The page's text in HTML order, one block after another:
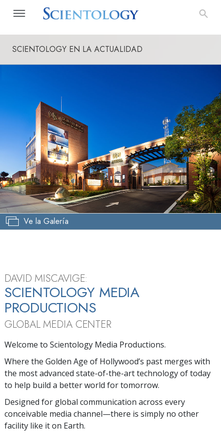
SCIENTOLOGY EN LA ACTUALIDAD
Ve la Galería
DAVID MISCAVIGE:
SCIENTOLOGY MEDIA
PRODUCTIONS
GLOBAL MEDIA CENTER
Welcome to Scientology Media Productions.
Where the Golden Age of Hollywood’s past merges with
the most advanced state-of-the-art technology of today
to help build a better world for tomorrow.
Designed for global communication across every
conceivable media channel—there is simply no other
facility like it on Earth.